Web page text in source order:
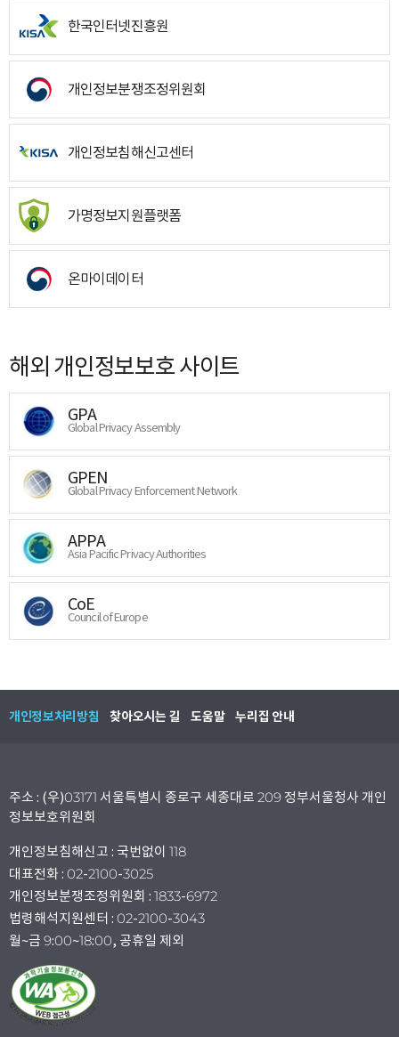
한국인터넷진흥원
개인정보분쟁조정위원회
개인정보침해신고센터
가명정보지원플랫폼
온마이데이터
해외 개인정보보호 사이트
GPA
Global Privacy Assembly
GPEN
Global Privacy Enforcement Network
APPA
Asia Pacific Privacy Authorities
CoE
Council of Europe
개인정보처리방침 찾아오시는 길 도움말 누리집 안내
주소 : (우)03171 서울특별시 종로구 세종대로 209 정부서울청사 개인
정보보호위원회
개인정보침해신고 : 국번없이 118
대표전화 : 02-2100-3025
개인정보분쟁조정위원회 : 1833-6972
법령해석지원센터 : 02-2100-3043
월~금 9:00~18:00, 공휴일 제외